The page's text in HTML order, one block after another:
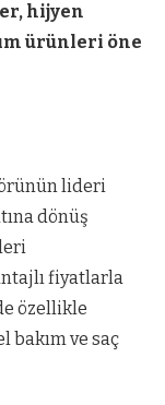
hijyen
ürünleri öne
lideri
dönüş
fiyatlarla
özellikle
ve saç